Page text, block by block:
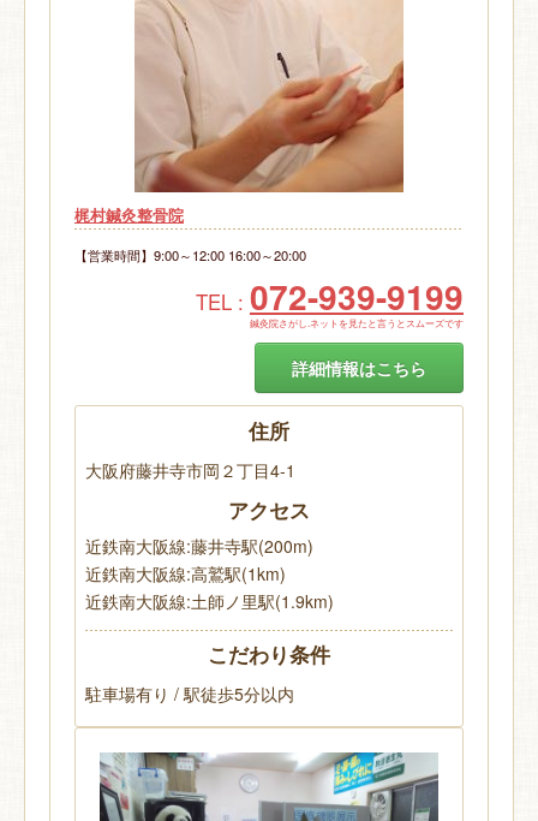
梶村鍼灸整骨院
【営業時間】9:00～12:00 16:00～20:00
TEL : 072-939-9199
鍼灸院さがし.ネットを見たと言うとスムーズです
詳細情報はこちら
住所
大阪府藤井寺市岡２丁目4-1
アクセス
近鉄南大阪線:藤井寺駅(200m)
近鉄南大阪線:高鷲駅(1km)
近鉄南大阪線:土師ノ里駅(1.9km)
こだわり条件
駐車場有り / 駅徒歩5分以内